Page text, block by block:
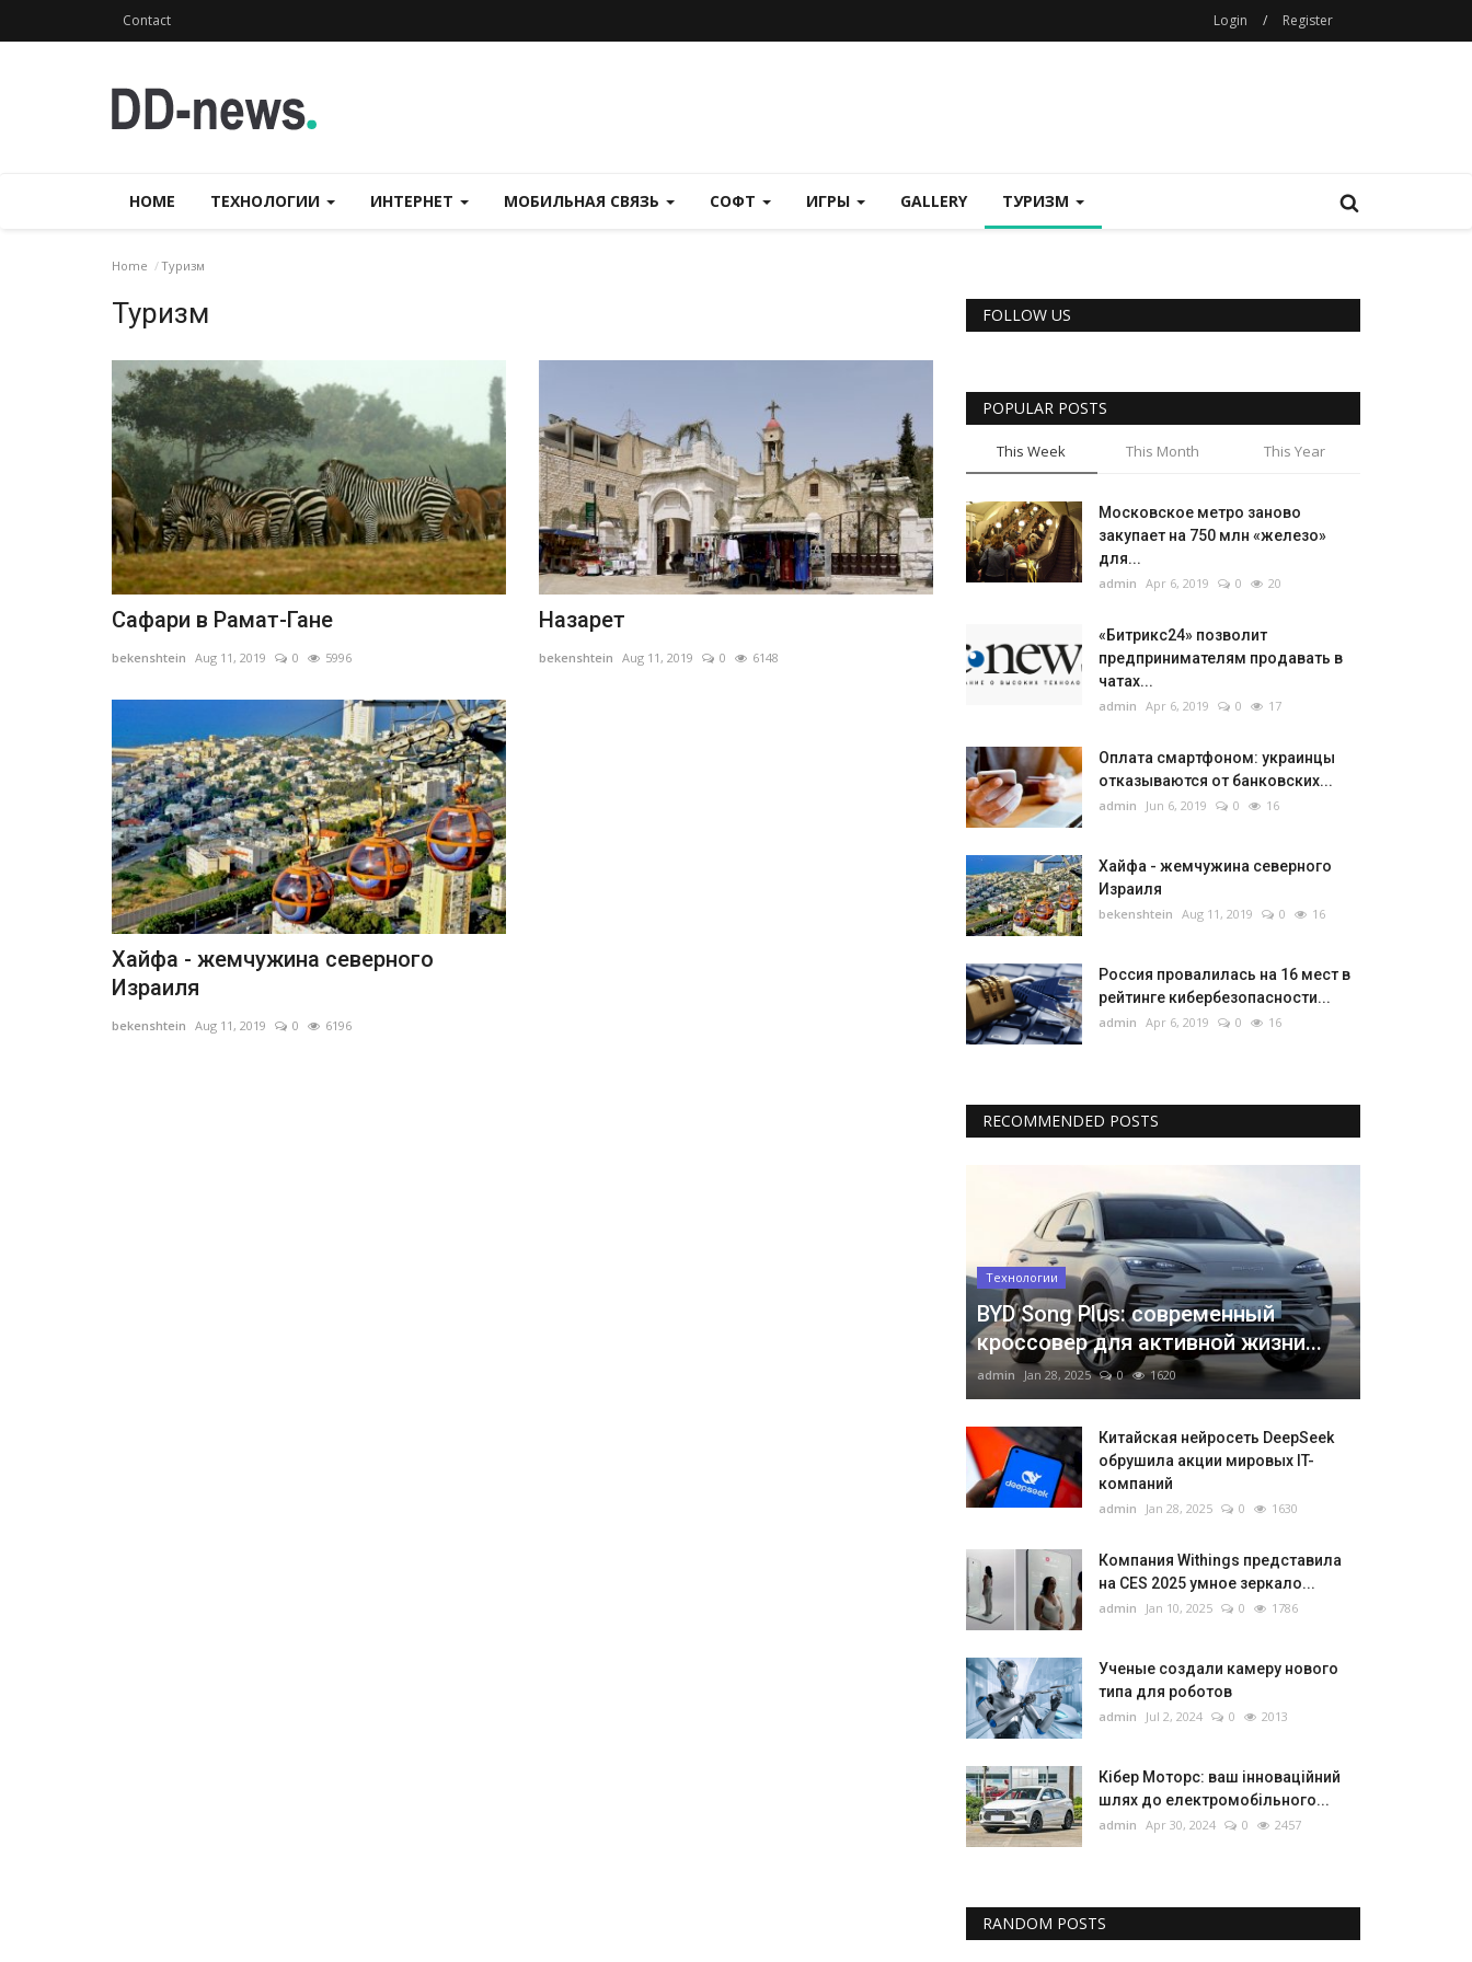
Contact Login / Register
HOME ТЕХНОЛОГИИ ИНТЕРНЕТ МОБИЛЬНАЯ СВЯЗЬ СОФТ ИГРЫ GALLERY ТУРИЗМ
Home Туризм
Туризм
Сафари в Рамат-Гане
bekenshtein Aug 11, 2019 0 5996
Назарет
bekenshtein Aug 11, 2019 0 6148
Хайфа - жемчужина северного
Израиля
bekenshtein Aug 11, 2019 0 6196
FOLLOW US
POPULAR POSTS
This Week This Month This Year
Московское метро заново
закупает на 750 млн «железо»
для...
admin Apr 6, 2019 0 20
«Битрикс24» позволит
предпринимателям продавать в
чатах...
admin Apr 6, 2019 0 17
Оплата смартфоном: украинцы
отказываются от банковских...
admin Jun 6, 2019 0 16
Хайфа - жемчужина северного
Израиля
bekenshtein Aug 11, 2019 0 16
Россия провалилась на 16 мест в
рейтинге кибербезопасности...
admin Apr 6, 2019 0 16
RECOMMENDED POSTS
Технологии
BYD Song Plus: современный
кроссовер для активной жизни...
admin Jan 28, 2025 0 1620
Китайская нейросеть DeepSeek
обрушила акции мировых IT-
компаний
admin Jan 28, 2025 0 1630
Компания Withings представила
на CES 2025 умное зеркало...
admin Jan 10, 2025 0 1786
Ученые создали камеру нового
типа для роботов
admin Jul 2, 2024 0 2013
Кібер Моторс: ваш інноваційний
шлях до електромобільного...
admin Apr 30, 2024 0 2457
RANDOM POSTS